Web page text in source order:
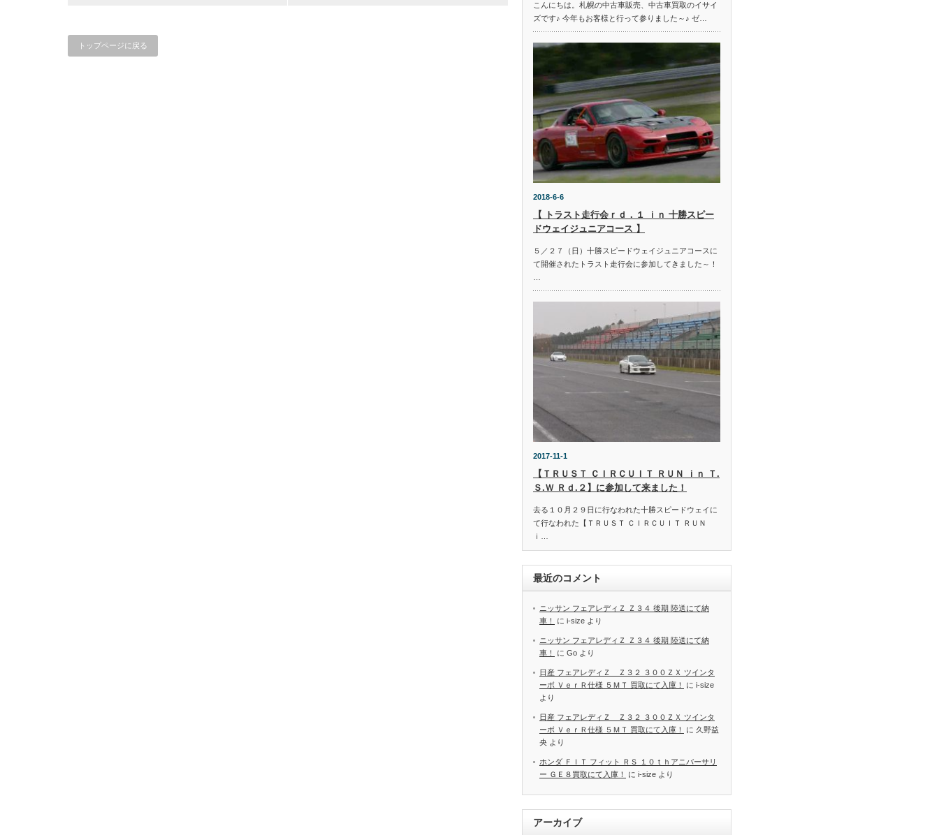
トップページに戻る
こんにちは。札幌の中古車販売、中古車買取のイサイ
ズです♪ 今年もお客様と行って参りました～♪ ゼ…
2018-6-6
【 トラスト走行会ｒｄ．１ ｉｎ 十勝スピー
ドウェイジュニアコース 】
５／２７（日）十勝スピードウェイジュニアコースに
て開催されたトラスト走行会に参加してきました～！
2017-11-1
【ＴＲＵＳＴ ＣＩＲＣＵＩＴ ＲＵＮ ｉｎ Ｔ.
Ｓ.Ｗ Ｒｄ.２】に参加して来ました！
去る１０月２９日に行なわれた十勝スピードウェイに
て行なわれた【ＴＲＵＳＴ ＣＩＲＣＵＩＴ ＲＵＮ
ｉ…
最近のコメント
ニッサン フェアレディＺ Ｚ３４ 後期 陸送にて納
車！
に i-size より
ニッサン フェアレディＺ Ｚ３４ 後期 陸送にて納
車！
に Go より
日産 フェアレディＺ Ｚ３２ ３００ＺＸ ツインタ
ーボ ＶｅｒＲ仕様 ５ＭＴ 買取にて入庫！
に i-size
より
日産 フェアレディＺ Ｚ３２ ３００ＺＸ ツインタ
ーボ ＶｅｒＲ仕様 ５ＭＴ 買取にて入庫！
に 久野益
央 より
ホンダ ＦＩＴ フィット ＲＳ １０ｔｈアニバーサリ
ー ＧＥ８買取にて入庫！
に i-size より
アーカイブ